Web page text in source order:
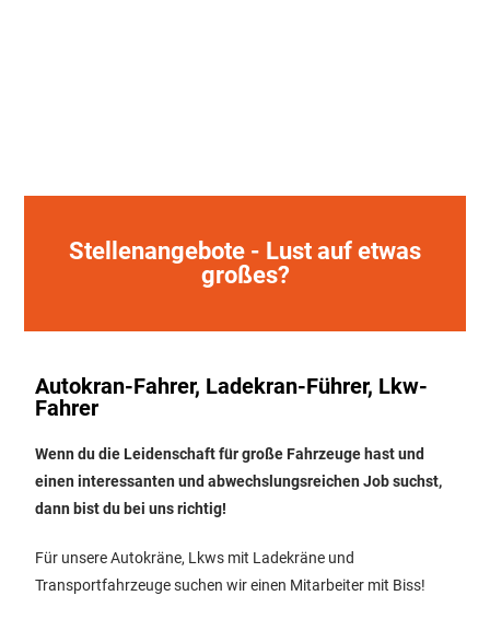
Stellenangebote - Lust auf etwas
großes?
Autokran-Fahrer, Ladekran-Führer, Lkw-
Fahrer
Wenn du die Leidenschaft für große Fahrzeuge hast und
einen interessanten und abwechslungsreichen Job suchst,
dann bist du bei uns richtig!
Für unsere Autokräne, Lkws mit Ladekräne und
Transportfahrzeuge suchen wir einen Mitarbeiter mit Biss!